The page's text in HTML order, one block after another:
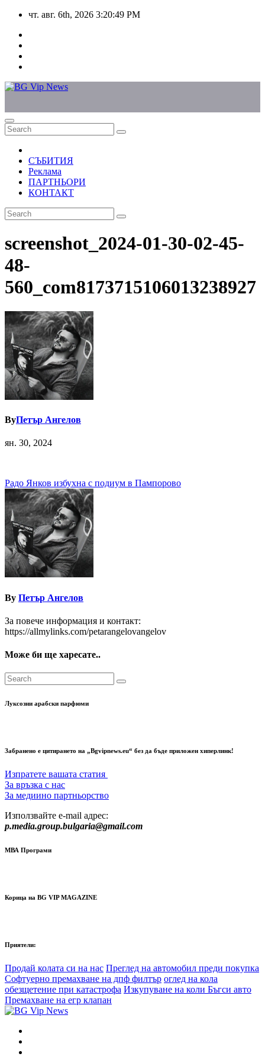
Skip
content
чт. авг. 6th, 2026 3:20:49 PM
СЪБИТИЯ
Реклама
ПАРТНЬОРИ
КОНТАКТ
screenshot_2024-01-30-02-45-
48-
560_com8173715106013238927
ByПетър Ангелов
ян. 30, 2024
Навигация
Радо Янков избухна с подиум в Пампорово
By Петър Ангелов
За повече информация и контакт:
https://allmylinks.com/petarangelovangelov
Може би ще харесате..
Луксозни арабски парфюми
Забранено е цитирането на „Bgvipnews.eu“ без да бъде приложен хиперлинк!
Изпратете вашата статия
За връзка с нас
За медиино партньорство
Използвайте e-mail адрес:
p.media.group.bulgaria@gmail.com
МВА Програми
Корица на BG VIP MAGAZINE
Приятели:
Продай колата си на нас Преглед на автомобил преди покупка
Софтуерно премахване на дпф филтър оглед на кола
обезщетение при катастрофа Изкупуване на коли Бъгси авто
Премахване на егр клапан